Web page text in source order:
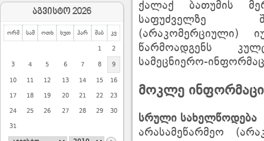
აგვისტო 2026
ორშ სამ ოთხ ხუთ პარ შაბ კვ
1 2
3 4 5 6 7 8 9
10 11 12 13 14 15 16
17 18 19 20 21 22 23
24 25 26 27 28 29 30
31
ქალაქ ბათუმის
საფუძველზე
(არაკომერციული)
წარმოადგენს
სამეცნიერო-
მოკლე
სრული სახელწოდება
არასამეწარმეო